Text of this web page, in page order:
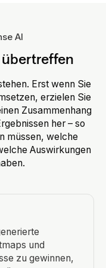
AI
Erst wenn Sie
erzielen Sie
Zusammenhang
her – so
müssen, welche
Auswirkungen
und
zu gewinnen,